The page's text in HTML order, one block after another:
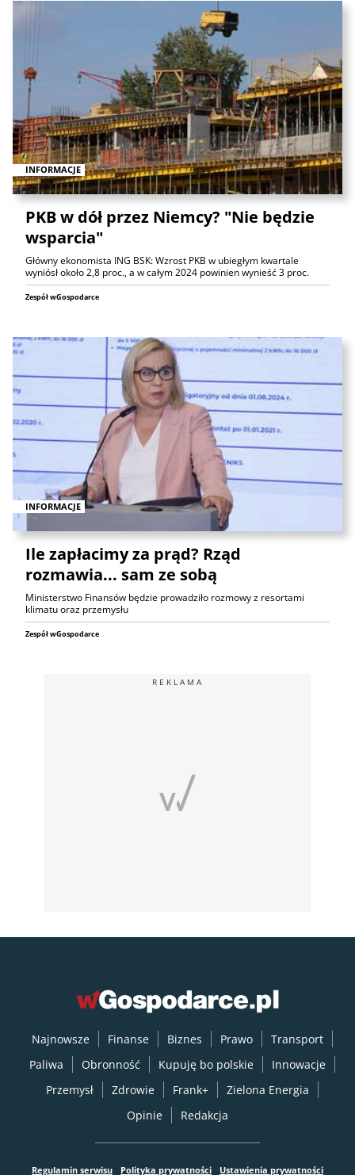
INFORMACJE
PKB w dół przez Niemcy? "Nie będzie
wsparcia"
Główny ekonomista ING BSK: Wzrost PKB w ubiegłym kwartale
wyniósł około 2,8 proc., a w całym 2024 powinien wynieść 3 proc.
Zespół wGospodarce
INFORMACJE
Ile zapłacimy za prąd? Rząd
rozmawia... sam ze sobą
Ministerstwo Finansów będzie prowadziło rozmowy z resortami
klimatu oraz przemysłu
Zespół wGospodarce
REKLAMA
Najnowsze Finanse Biznes Prawo
Transport
Paliwa
Obronność Kupuję bo polskie
Innowacje
Przemysł
Zdrowie Frank+
Zielona Energia
Opinie
Redakcja
Regulamin serwisu Polityka prywatności Ustawienia prywatności